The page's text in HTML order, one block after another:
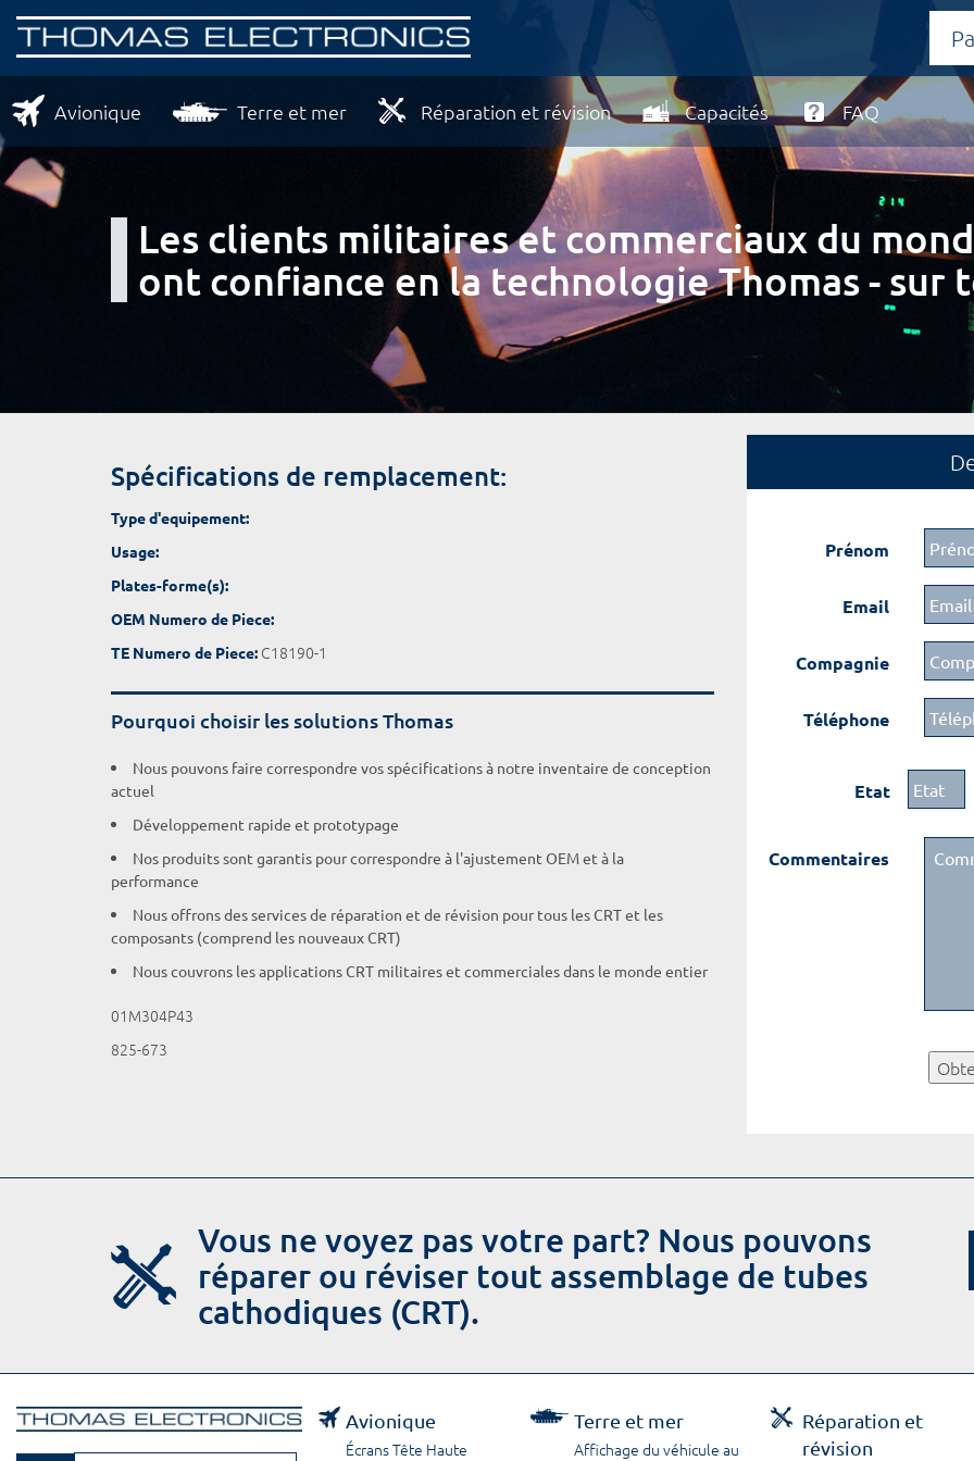
Avionique Terre et mer Réparation et révision Capacités FAQ
Les clients militaires et commerciaux du
ont confiance en la technologie Thomas - sur
Spécifications de remplacement:
Type d'equipement:
Usage:
Plates-forme(s):
OEM Numero de Piece:
TE Numero de Piece: C18190-1
Pourquoi choisir les solutions Thomas
Nous pouvons faire correspondre vos spécifications à notre inventaire de conception
actuel
Développement rapide et prototypage
Nos produits sont garantis pour correspondre à l'ajustement OEM et à la
performance
Nous offrons des services de réparation et de révision pour tous les CRT et les
composants (comprend les nouveaux CRT)
Nous couvrons les applications CRT militaires et commerciales dans le monde entier
01M304P43
825-673
Prénom
Email
Compagnie
Téléphone
Etat
Commentaires
Vous ne voyez pas votre part? Nous pouvons
réparer ou réviser tout assemblage de tubes
cathodiques (CRT).
Avionique
Écrans Tête Haute
Terre et mer
Affichage du véhicule au
Réparation et
révision